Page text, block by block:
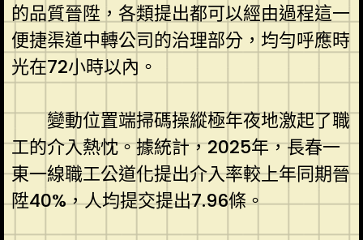
的品質晉陞，各類提出都可以經由過程這一
便捷渠道中轉公司的治理部分，均勻呼應時
光在72小時以內。
變動位置端掃碼操縱極年夜地激起了職
工的介入熱忱。據統計，2025年，長春一
東一線職工公道化提出介入率較上年同期晉
陞40%，人均提交提出7.96條。